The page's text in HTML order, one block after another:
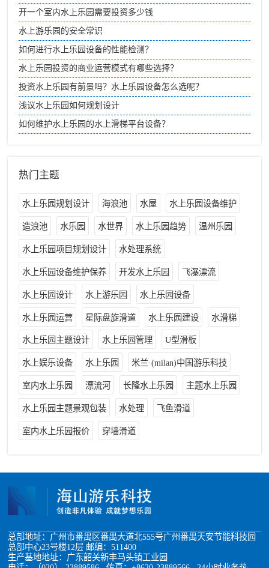
开一个室内水上乐园需要投资多少钱
水上游乐园的安全常识
如何进行水上乐园设备的性能检测？
水上乐园投资的商业运营模式有哪些选择？
投资水上乐园有前景吗？水上乐园设备怎么选呢？
浅议水上乐园如何规划设计
如何维护水上乐园的水上滑梯平台设备？
热门主题
水上乐园规划设计 海浪池 水屋 水上乐园设备维护
造浪池 水乐园 水世界 水上乐园趋势 温州乐园
水上乐园项目规划设计 水处理系统
水上乐园设备维护保养 开发水上乐园 飞瀑漂流
水上乐园设计 水上游乐园 水上乐园设备
水上乐园运营 星际盘旋滑道 水上乐园建设 水滑梯
水上乐园主题设计 水上乐园管理 U型滑板
水上娱乐设备 水上乐园 米兰·(milan)中国游乐科技
室内水上乐园 漂流河 长隆水上乐园 主题水上乐园
水上乐园主题景观包装 水处理 飞鱼滑道
室内水上乐园报价 穿墙滑道
总部地址：广州市番禺区番禺大道北555号广州番禺天安节能科技园
总部中心23号楼12层 邮编：511400
生产基地地址：广东韶关新丰马头镇工业园